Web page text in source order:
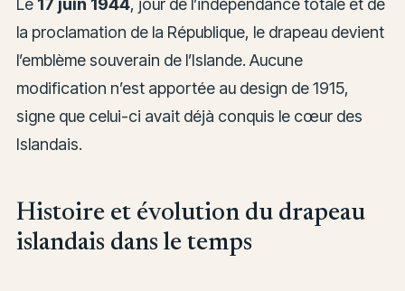
Le 17 juin 1944, jour de l’indépendance totale et de
la proclamation de la République, le drapeau devient
l’emblème souverain de l’Islande. Aucune
modification n’est apportée au design de 1915,
signe que celui-ci avait déjà conquis le cœur des
Islandais.
Histoire et évolution du drapeau
islandais dans le temps